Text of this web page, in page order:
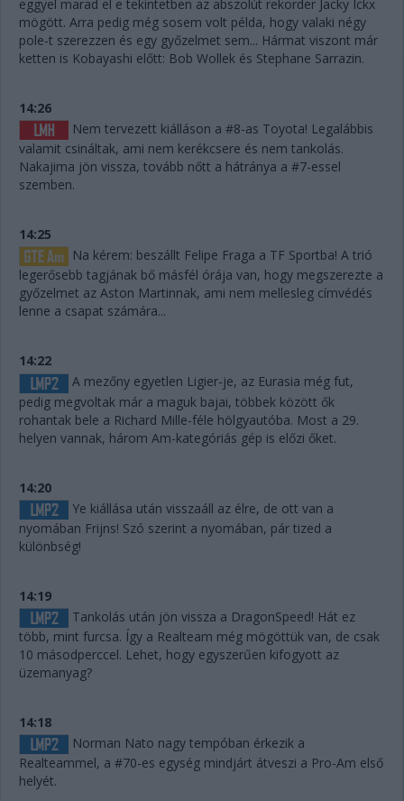
eggyel marad el e tekintetben az abszolút rekorder Jacky Ickx
mögött. Arra pedig még sosem volt példa, hogy valaki négy
pole-t szerezzen és egy győzelmet sem... Hármat viszont már
ketten is Kobayashi előtt: Bob Wollek és Stephane Sarrazin.
14:26
Nem tervezett kiálláson a #8-as Toyota! Legalábbis
valamit csináltak, ami nem kerékcsere és nem tankolás.
Nakajima jön vissza, tovább nőtt a hátránya a #7-essel
szemben.
14:25
Na kérem: beszállt Felipe Fraga a TF Sportba! A trió
legerősebb tagjának bő másfél órája van, hogy megszerezte a
győzelmet az Aston Martinnak, ami nem mellesleg címvédés
lenne a csapat számára...
14:22
A mezőny egyetlen Ligier-je, az Eurasia még fut,
pedig megvoltak már a maguk bajai, többek között ők
rohantak bele a Richard Mille-féle hölgyautóba. Most a 29.
helyen vannak, három Am-kategóriás gép is előzi őket.
14:20
Ye kiállása után visszaáll az élre, de ott van a
nyomában Frijns! Szó szerint a nyomában, pár tized a
különbség!
14:19
Tankolás után jön vissza a DragonSpeed! Hát ez
több, mint furcsa. Így a Realteam még mögöttük van, de csak
10 másodperccel. Lehet, hogy egyszerűen kifogyott az
üzemanyag?
14:18
Norman Nato nagy tempóban érkezik a
Realteammel, a #70-es egység mindjárt átveszi a Pro-Am első
helyét.